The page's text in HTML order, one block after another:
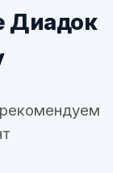
Диадок